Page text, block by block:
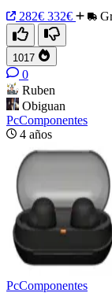
282€ 332€
1017
0
Ruben
Obiguan
PcComponentes
4 años
PcComponentes